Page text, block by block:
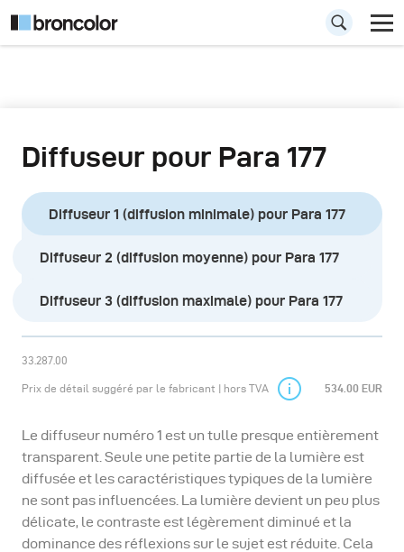
Diffuseur pour Para 177
Diffuseur 1 (diffusion minimale) pour Para 177
Diffuseur 2 (diffusion moyenne) pour Para 177
Diffuseur 3 (diffusion maximale) pour Para 177
33.287.00
Prix de détail suggéré par le fabricant | hors TVA 534.00 EUR
Le diffuseur numéro 1 est un tulle presque entièrement
transparent. Seule une petite partie de la lumière est
diffusée et les caractéristiques typiques de la lumière
ne sont pas influencées. La lumière devient un peu plus
délicate, le contraste est légèrement diminué et la
dominance des réflexions sur le sujet est réduite. Cela